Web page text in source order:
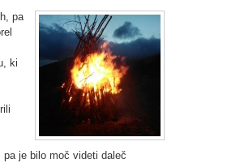
pa
ki
pa je bilo moč videti daleč